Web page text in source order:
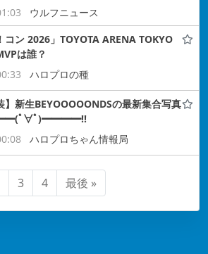
ウルフニュース
コン 2026」TOYOTA ARENA TOKYO
は誰？
ハロプロの種
】新生BEYOOOOONDSの最新集合写真
ﾟ∀ﾟ)━━━━!!
ハロプロちゃん情報局
3 4 最後 »